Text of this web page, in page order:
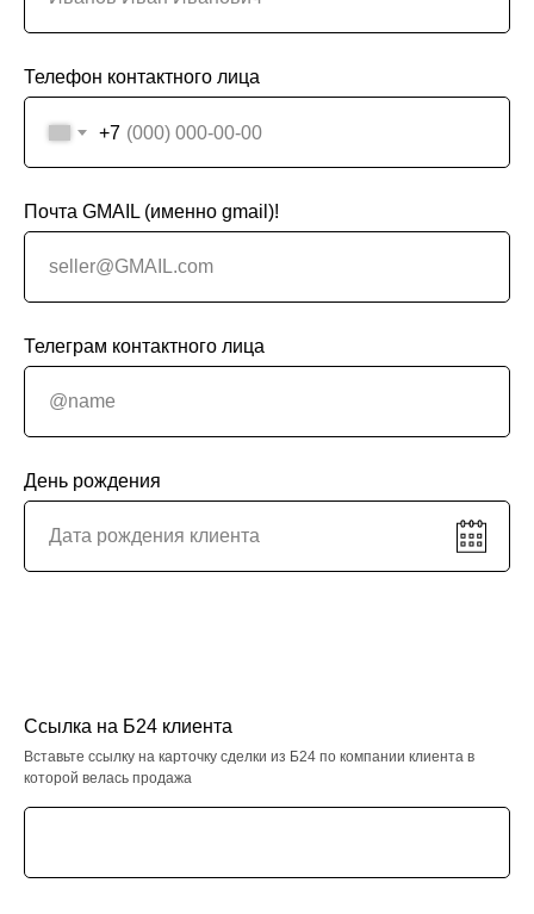
Телефон контактного лица
+7
Почта GMAIL (именно gmail)!
Телеграм контактного лица
День рождения
Ссылка на Б24 клиента
Вставьте ссылку на карточку сделки из Б24 по компании клиента в
которой велась продажа